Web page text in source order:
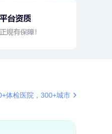
姜** 134xxxx0870
女性VIP体检套餐
柯**
134xxxx6569
体检医院，300+城市